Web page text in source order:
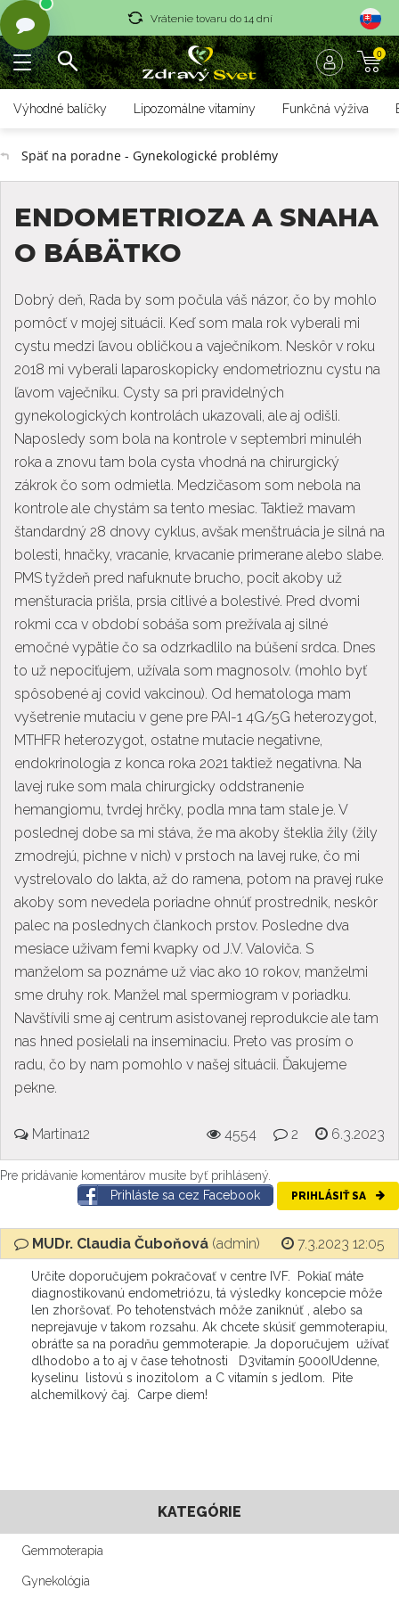
Vrátenie tovaru do 14 dní
Rýchle dodanie <36 hod 0
Výhodné balíčky Lipozomálne vitamíny Funkčná výživa
Späť na poradne - Gynekologické problémy
ENDOMETRIOZA A SNAHA
O BÁBÄTKO
Dobrý deň, Rada by som počula váš názor, čo by mohlo
pomôcť v mojej situácii. Keď som mala rok vyberali mi
cystu medzi ľavou obličkou a vaječníkom. Neskôr v roku
2018 mi vyberali laparoskopicky endometrioznu cystu na
ľavom vaječníku. Cysty sa pri pravidelných
gynekologických kontrolách ukazovali, ale aj odišli.
Naposledy som bola na kontrole v septembri minuléh
roka a znovu tam bola cysta vhodná na chirurgický
zákrok čo som odmietla. Medzičasom som nebola na
kontrole ale chystám sa tento mesiac. Taktiež mavam
štandardný 28 dnovy cyklus, avšak menštruácia je silná na
bolesti, hnačky, vracanie, krvacanie primerane alebo slabe.
PMS tyždeň pred nafuknute brucho, pocit akoby už
menšturacia prišla, prsia citlivé a bolestivé. Pred dvomi
rokmi cca v období sobáša som prežívala aj silné
emočné vypätie čo sa odzrkadlilo na búšení srdca. Dnes
to už nepociťujem, užívala som magnosolv. (mohlo byť
spôsobené aj covid vakcinou). Od hematologa mam
vyšetrenie mutaciu v gene pre PAI-1 4G/5G heterozygot,
MTHFR heterozygot, ostatne mutacie negativne,
endokrinologia z konca roka 2021 taktiež negativna. Na
lavej ruke som mala chirurgicky oddstranenie
hemangiomu, tvrdej hrčky, podla mna tam stale je. V
poslednej dobe sa mi stáva, že ma akoby šteklia žily (žily
zmodrejú, pichne v nich) v prstoch na lavej ruke, čo mi
vystrelovalo do lakta, až do ramena, potom na pravej ruke
akoby som nevedela poriadne ohnúť prostrednik, neskôr
palec na poslednych člankoch prstov. Posledne dva
mesiace uživam femi kvapky od J.V. Valoviča. S
manželom sa poznáme už viac ako 10 rokov, manželmi
sme druhy rok. Manžel mal spermiogram v poriadku.
Navštívili sme aj centrum asistovanej reprodukcie ale tam
nas hned posielali na inseminaciu. Preto vas prosím o
radu, čo by nam pomohlo v našej situácii. Ďakujeme
pekne.
Martina12 4554 2 6.3.2023
Pre pridávanie komentárov musíte byť prihlásený.
Prihláste sa cez Facebook
PRIHLÁSIŤ SA
MUDr. Claudia Čuboňová (admin) 7.3.2023 12:05
Určite doporučujem pokračovať v centre IVF. Pokiaľ máte
diagnostikovanú endometriózu, tá výsledky koncepcie môže
len zhoršovať. Po tehotenstvách môže zaniknúť , alebo sa
neprejavuje v takom rozsahu. Ak chcete skúsiť gemmoterapiu,
obráťte sa na poradňu gemmoterapie. Ja doporučujem užívať
dlhodobo a to aj v čase tehotnosti D3vitamín 5000IUdenne,
kyselinu listovú s inozitolom a C vitamín s jedlom. Pite
alchemilkový čaj. Carpe diem!
KATEGÓRIE
Gemmoterapia
Gynekológia